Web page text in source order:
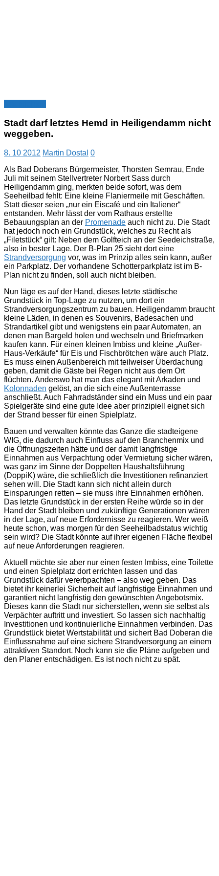
Stadt darf letztes Hemd in Heiligendamm nicht
weggeben.
8. 10 2012 Martin Dostal 0
Als Bad Doberans Bürgermeister, Thorsten Semrau, Ende
Juli mit seinem Stellvertreter Norbert Sass durch
Heiligendamm ging, merkten beide sofort, was dem
Seeheilbad fehlt: Eine kleine Flaniermeile mit Geschäften.
Statt dieser seien „nur ein Eiscafé und ein Italiener“
entstanden. Mehr lässt der vom Rathaus erstellte
Bebauungsplan an der Promenade auch nicht zu. Die Stadt
hat jedoch noch ein Grundstück, welches zu Recht als
„Filetstück“ gilt: Neben dem Golfteich an der Seedeichstraße,
also in bester Lage. Der B-Plan 25 sieht dort eine
Strandversorgung vor, was im Prinzip alles sein kann, außer
ein Parkplatz. Der vorhandene Schotterparkplatz ist im B-
Plan nicht zu finden, soll auch nicht bleiben.
Nun läge es auf der Hand, dieses letzte städtische
Grundstück in Top-Lage zu nutzen, um dort ein
Strandversorgungszentrum zu bauen. Heiligendamm braucht
kleine Läden, in denen es Souvenirs, Badesachen und
Strandartikel gibt und wenigstens ein paar Automaten, an
denen man Bargeld holen und wechseln und Briefmarken
kaufen kann. Für einen kleinen Imbiss und kleine „Außer-
Haus-Verkäufe“ für Eis und Fischbrötchen wäre auch Platz.
Es muss einen Außenbereich mit teilweiser Überdachung
geben, damit die Gäste bei Regen nicht aus dem Ort
flüchten. Anderswo hat man das elegant mit Arkaden und
Kolonnaden gelöst, an die sich eine Außenterrasse
anschließt. Auch Fahrradständer sind ein Muss und ein paar
Spielgeräte sind eine gute Idee aber prinzipiell eignet sich
der Strand besser für einen Spielplatz.
Bauen und verwalten könnte das Ganze die stadteigene
WIG, die dadurch auch Einfluss auf den Branchenmix und
die Öffnungszeiten hätte und der damit langfristige
Einnahmen aus Verpachtung oder Vermietung sicher wären,
was ganz im Sinne der Doppelten Haushaltsführung
(DoppiK) wäre, die schließlich die Investitionen refinanziert
sehen will. Die Stadt kann sich nicht allein durch
Einsparungen retten – sie muss ihre Einnahmen erhöhen.
Das letzte Grundstück in der ersten Reihe würde so in der
Hand der Stadt bleiben und zukünftige Generationen wären
in der Lage, auf neue Erfordernisse zu reagieren. Wer weiß
heute schon, was morgen für den Seeheilbadstatus wichtig
sein wird? Die Stadt könnte auf ihrer eigenen Fläche flexibel
auf neue Anforderungen reagieren.
Aktuell möchte sie aber nur einen festen Imbiss, eine Toilette
und einen Spielplatz dort errichten lassen und das
Grundstück dafür vererbpachten – also weg geben. Das
bietet ihr keinerlei Sicherheit auf langfristige Einnahmen und
garantiert nicht langfristig den gewünschten Angebotsmix.
Dieses kann die Stadt nur sicherstellen, wenn sie selbst als
Verpächter auftritt und investiert. So lassen sich nachhaltig
Investitionen und kontinuierliche Einnahmen verbinden. Das
Grundstück bietet Wertstabilität und sichert Bad Doberan die
Einflussnahme auf eine sichere Strandversorgung an einem
attraktiven Standort. Noch kann sie die Pläne aufgeben und
den Planer entschädigen. Es ist noch nicht zu spät.